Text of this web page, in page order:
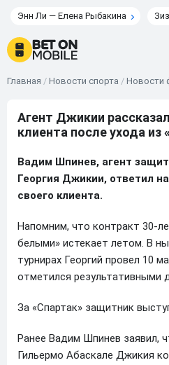
Энн Ли — Елена Рыбакина
Главная / Новости спорта / Новости
Агент Джикии
клиента после ухода из
Вадим Шпинев, агент
Георгия Джикии, ответил
своего клиента.
Напомним, что контракт 30-
белыми» истекает летом. В
турнирах Георгий провел 10
отметился результативными
За «Спартак» защитник
Ранее Вадим Шпинев заявил,
Гильермо Абаскале Джикия